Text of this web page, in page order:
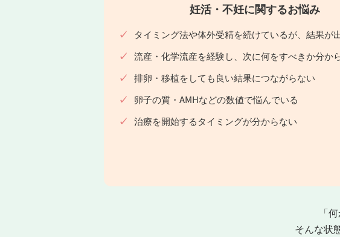
妊活・不妊に関するお悩み
タイミング法や体外受精を続けているが、結果が
流産・化学流産を経験し、次に何をすべきか分か
排卵・移植をしても良い結果につながらない
卵子の質・AMHなどの数値で悩んでいる
治療を開始するタイミングが分からない
「
そんな状